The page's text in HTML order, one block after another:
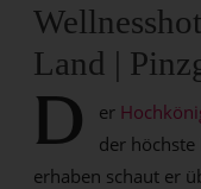
Land |
D er
der höchste
erhaben schaut er